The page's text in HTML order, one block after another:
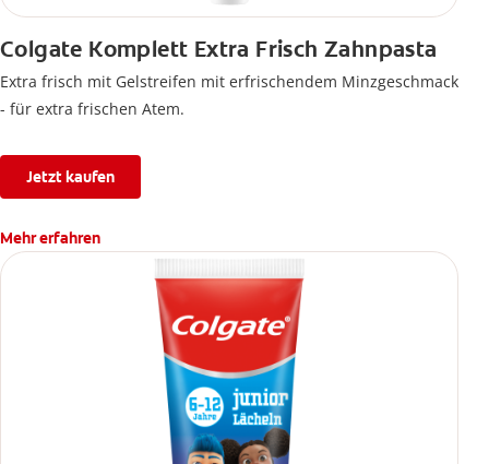
Colgate Komplett Extra Frisch Zahnpasta
Extra frisch mit Gelstreifen mit erfrischendem Minzgeschmack
- für extra frischen Atem.
Jetzt kaufen
Mehr erfahren